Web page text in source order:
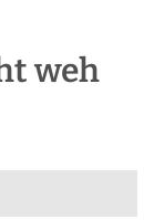
weh